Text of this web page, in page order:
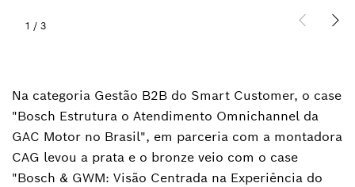
1 / 3
Na categoria Gestão B2B do Smart Customer, o case
"Bosch Estrutura o Atendimento Omnichannel da
GAC Motor no Brasil", em parceria com a montadora
CAG levou a prata e o bronze veio com o case
"Bosch & GWM: Visão Centrada na Experiência do